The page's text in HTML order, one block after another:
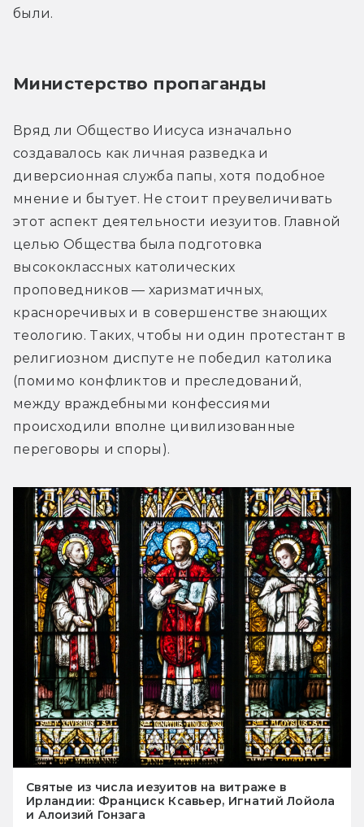
были.
Министерство пропаганды
Вряд ли Общество Иисуса изначально
создавалось как личная разведка и
диверсионная служба папы, хотя подобное
мнение и бытует. Не стоит преувеличивать
этот аспект деятельности иезуитов. Главной
целью Общества была подготовка
высококлассных католических
проповедников — харизматичных,
красноречивых и в совершенстве знающих
теологию. Таких, чтобы ни один протестант в
религиозном диспуте не победил католика
(помимо конфликтов и преследований,
между враждебными конфессиями
происходили вполне цивилизованные
переговоры и споры).
Святые из числа иезуитов на витраже в
Ирландии: Франциск Ксавьер, Игнатий Лойола
и Алоизий Гонзага